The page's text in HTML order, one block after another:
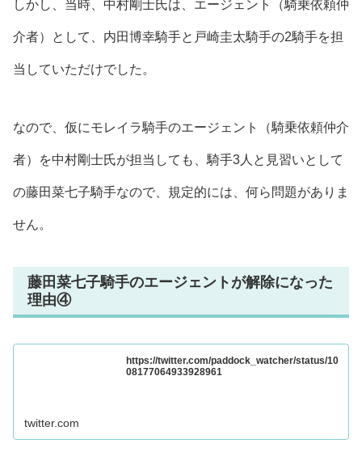
しかし、当時、中村剛士氏は、エージェント（騎乗依頼仲
介者）として、内田博幸騎手と戸崎圭太騎手の2騎手を担
当していただけでした。
なので、仮にモレイラ騎手のエージェント（騎乗依頼仲介
者）を中村剛士氏が担当しても、騎手3人と見習いとして
の藤田菜七子騎手なので、規定的には、何ら問題がありま
せん。
藤田菜七子騎手のエージェントが解除になった
理由④
https://twitter.com/paddock_watcher/status/10
08177064933928961
twitter.com